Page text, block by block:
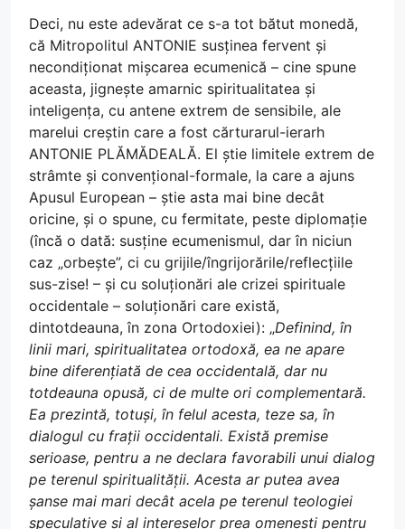
Deci, nu este adevărat ce s-a tot bătut monedă,
că Mitropolitul ANTONIE susținea fervent și
necondiționat mișcarea ecumenică – cine spune
aceasta, jignește amarnic spiritualitatea și
inteligența, cu antene extrem de sensibile, ale
marelui creștin care a fost cărturarul-ierarh
ANTONIE PLĂMĂDEALĂ. El știe limitele extrem de
strâmte și convențional-formale, la care a ajuns
Apusul European – știe asta mai bine decât
oricine, și o spune, cu fermitate, peste diplomație
(încă o dată: susține ecumenismul, dar în niciun
caz „orbește”, ci cu grijile/îngrijorările/reflecțiile
sus-zise! – și cu soluționări ale crizei spirituale
occidentale – soluționări care există,
dintotdeauna, în zona Ortodoxiei): „Definind, în
linii mari, spiritualitatea ortodoxă, ea ne apare
bine diferențiată de cea occidentală, dar nu
totdeauna opusă, ci de multe ori complementară.
Ea prezintă, totuși, în felul acesta, teze sa, în
dialogul cu frații occidentali. Există premise
serioase, pentru a ne declara favorabili unui dialog
pe terenul spiritualității. Acesta ar putea avea
șanse mai mari decât acela pe terenul teologiei
speculative și al intereselor prea omenești pentru